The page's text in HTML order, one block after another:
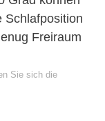
Schlafposition
Freiraum
Sie sich die